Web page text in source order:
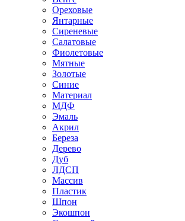
Ореховые
Янтарные
Сиреневые
Салатовые
Фиолетовые
Мятные
Золотые
Синие
Материал
МДФ
Эмаль
Акрил
Береза
Дерево
Дуб
ЛДСП
Массив
Пластик
Шпон
Экошпон